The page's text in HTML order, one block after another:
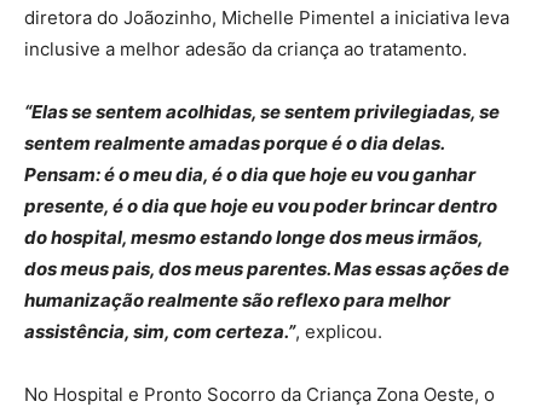
diretora do Joãozinho, Michelle Pimentel a iniciativa leva
inclusive a melhor adesão da criança ao tratamento.
“Elas se sentem acolhidas, se sentem privilegiadas, se
sentem realmente amadas porque é o dia delas.
Pensam: é o meu dia, é o dia que hoje eu vou ganhar
presente, é o dia que hoje eu vou poder brincar dentro
do hospital, mesmo estando longe dos meus irmãos,
dos meus pais, dos meus parentes. Mas essas ações de
humanização realmente são reflexo para melhor
assistência, sim, com certeza.”, explicou.
No Hospital e Pronto Socorro da Criança Zona Oeste, o